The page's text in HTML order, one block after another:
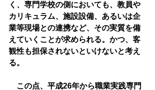
く、専門学校の側においても、教員や
カリキュラム、施設設備、あるいは企
業等現場との連携など、その実質を備
えていくことが求められる。かつ、客
観性も担保されないといけないと考え
る。
この点、平成26年から職業実践専門